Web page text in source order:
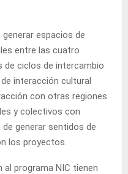
espacios de
entre las cuatro
de ciclos de intercambio
interacción cultural
con otras regiones
y colectivos con
generar sentidos de
los proyectos.
al programa NIC tienen